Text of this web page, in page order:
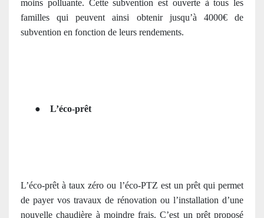
moins polluante. Cette subvention est ouverte à tous les
familles qui peuvent ainsi obtenir jusqu’à 4000€ de
subvention en fonction de leurs rendements.
● L’éco-prêt
L’éco-prêt à taux zéro ou l’éco-PTZ est un prêt qui permet
de payer vos travaux de rénovation ou l’installation d’une
nouvelle chaudière à moindre frais. C’est un prêt proposé